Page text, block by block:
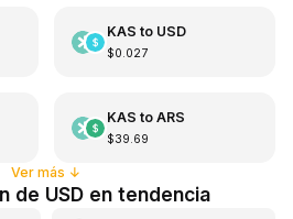
KAS to USD
$0.027
KAS to ARS
$39.69
Ver más ↓
de USD en tendencia